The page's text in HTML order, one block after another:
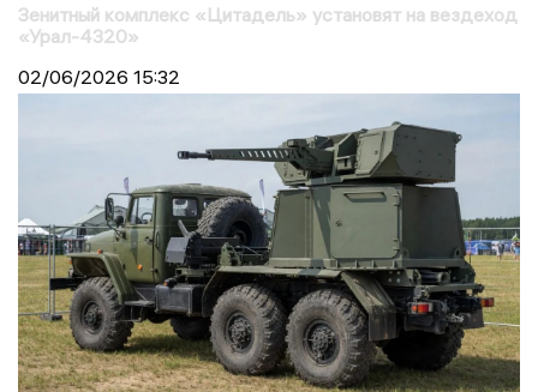
Зенитный комплекс «Цитадель» установят на вездеход
«Урал-4320»
02/06/2026 15:32